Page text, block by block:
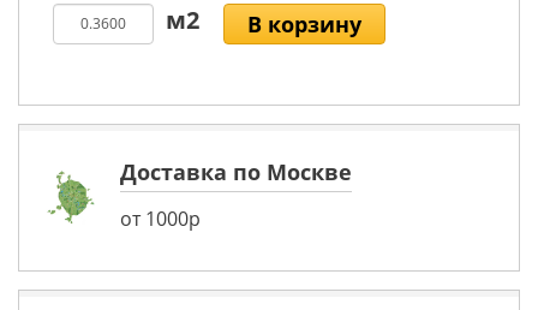
В корзину
Доставка по Москве
от 1000р